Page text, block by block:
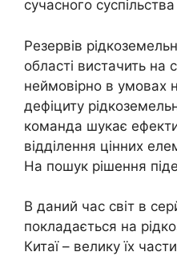
сучасного
Резервів
області вистачить на
неймовірно в умовах
дефіциту
команда шукає
відділення цінних
На пошук рішення піде
В даний час світ в
покладається на
Китаї – велику їх